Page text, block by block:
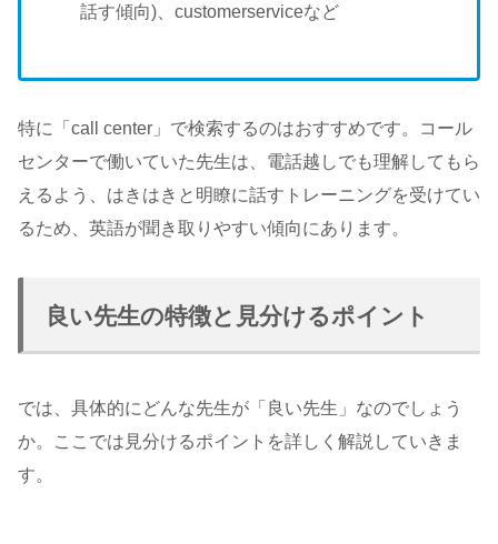
話す傾向)、customerserviceなど
特に「call center」で検索するのはおすすめです。コール
センターで働いていた先生は、電話越しでも理解してもら
えるよう、はきはきと明瞭に話すトレーニングを受けてい
るため、英語が聞き取りやすい傾向にあります。
良い先生の特徴と見分けるポイント
では、具体的にどんな先生が「良い先生」なのでしょう
か。ここでは見分けるポイントを詳しく解説していきま
す。